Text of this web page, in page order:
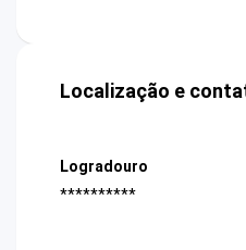
Localização e
Logradouro
**********